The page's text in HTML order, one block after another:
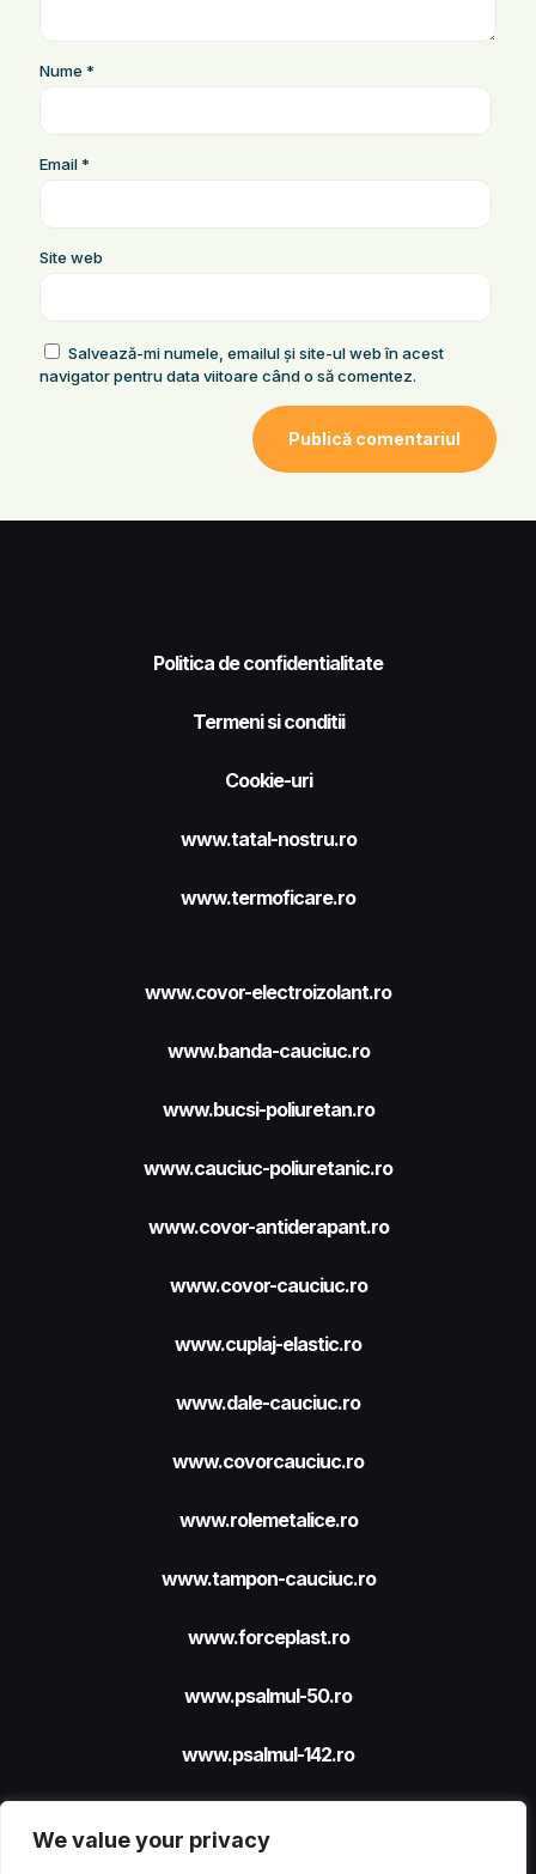
We value your privacy
Nume *
Email*
Site web
Salvează-mi numele, emailul și site-ul web în acest
navigator pentru data viitoare când o să comentez.
Politica de confidentialitate
Termeni si conditii
Cookie-uri
www.tatal-nostru.ro
www.termoficare.ro
www.covor-electroizolant.ro
www.banda-cauciuc.ro
www.bucsi-poliuretan.ro
www.cauciuc-poliuretanic.ro
www.covor-antiderapant.ro
www.covor-cauciuc.ro
www.cuplaj-elastic.ro
www.dale-cauciuc.ro
www.covorcauciuc.ro
www.rolemetalice.ro
www.tampon-cauciuc.ro
www.forceplast.ro
www.psalmul-50.ro
www.psalmul-142.ro
Site realizat cu sprijinul